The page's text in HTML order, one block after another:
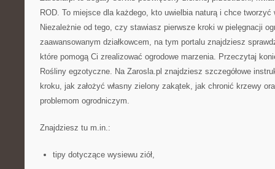
ROD. To miejsce dla każdego, kto uwielbia naturą i chce tworzyć
Niezależnie od tego, czy stawiasz pierwsze kroki w pielęgnacji
zaawansowanym działkowcem, na tym portalu znajdziesz
które pomogą Ci zrealizować ogrodowe marzenia. Przeczytaj
Rośliny egzotyczne. Na Zarosla.pl znajdziesz szczegółowe
kroku, jak założyć własny zielony zakątek, jak chronić krzewy
problemom ogrodniczym.
Znajdziesz tu m.in.:
tipy dotyczące wysiewu ziół,